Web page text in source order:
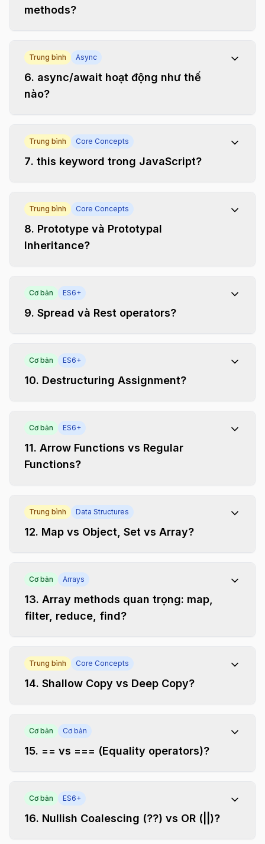
methods?
Trung bình Async
6. async/await hoạt động như thế
nào?
Trung bình Core Concepts
7. this keyword trong JavaScript?
Trung bình Core Concepts
8. Prototype và Prototypal
Inheritance?
Cơ bản ES6+
9. Spread và Rest operators?
Cơ bản ES6+
10. Destructuring Assignment?
Cơ bản ES6+
11. Arrow Functions vs Regular
Functions?
Trung bình Data Structures
12. Map vs Object, Set vs Array?
Cơ bản Arrays
13. Array methods quan trọng: map,
filter, reduce, find?
Trung bình Core Concepts
14. Shallow Copy vs Deep Copy?
Cơ bản Cơ bản
15. == vs === (Equality operators)?
Cơ bản ES6+
16. Nullish Coalescing (??) vs OR (||)?